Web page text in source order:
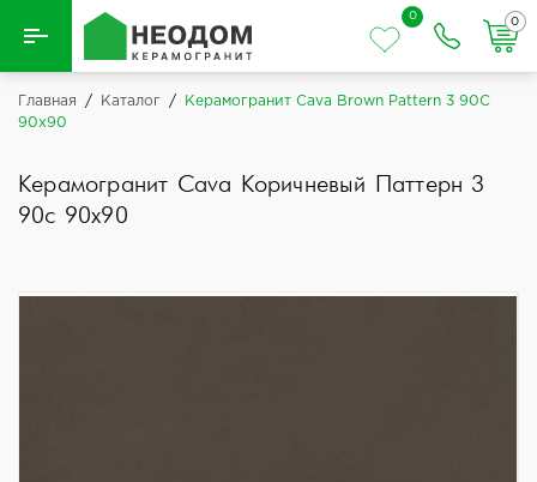
Назад
0
0
Главная / Каталог /
Керамогранит Cava Brown Pattern 3 90C
90x90
Керамогранит Cava Коричневый Паттерн 3
90c 90x90